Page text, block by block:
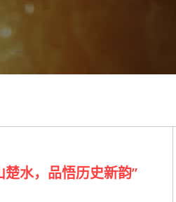
水，品悟历史新韵”